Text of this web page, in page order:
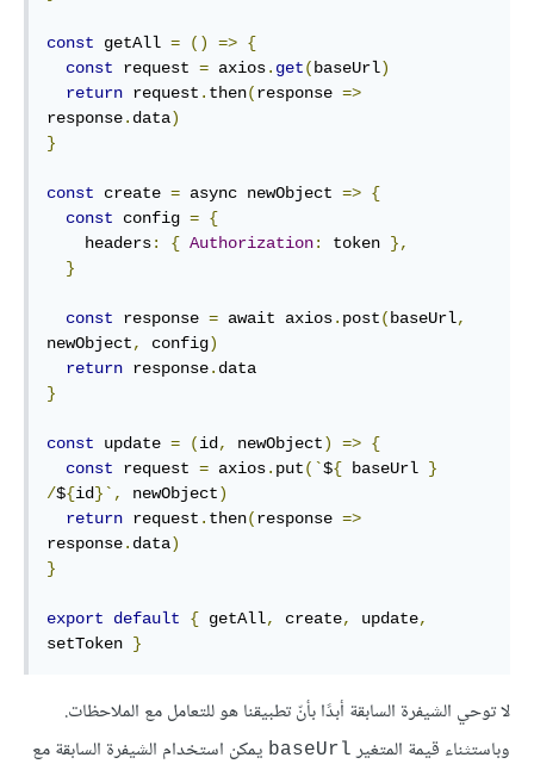
const getAll = () => {
const request = axios. get( baseUrl)
return request . then(response =>
response. data)
}
const create = async newObject => {
const config = {
    headers
: { Authorization: token },
}
const response = await axios. post( baseUrl,
newObject, config)
return response.
}
const update = (id , newObject) => {
const request = axios. put(`${ baseUrl }
/${id}`, newObject)
return request . then(response =>
response. data)
}
export default { getAll, create, update,
setToken }
لا توحي الشيفرة السابقة أبدًا بأنّ تطبيقنا هو للتعامل مع الملاحظات.
وباستثناء قيمة المتغير baseUrl يمكن استخدام الشيفرة السابقة مع